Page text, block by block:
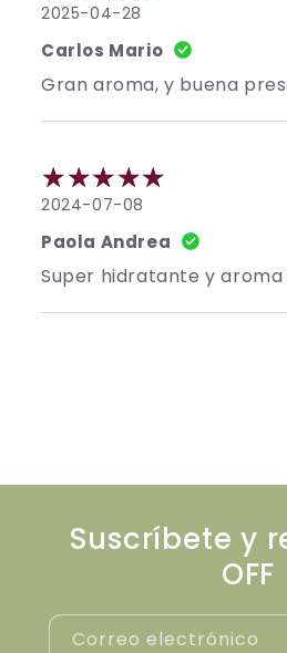
2025-04-28
Carlos Mario
Gran aroma, y buena
2024-07-08
Paola Andrea
Super hidratante y aroma
Suscríbete y
OFF
Correo electrónico